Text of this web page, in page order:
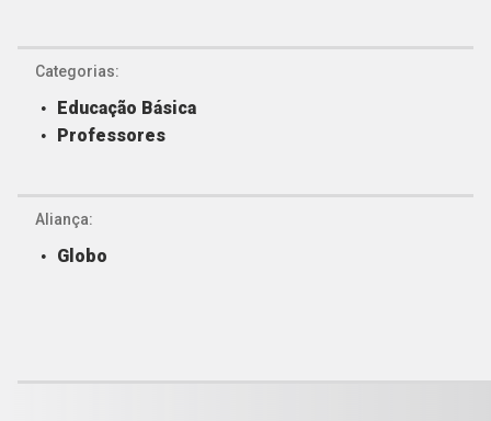
Categorias:
Educação Básica
Professores
Aliança:
Globo